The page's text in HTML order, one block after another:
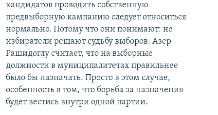
кандидатов проводить собственную
предвыборную кампанию следует относиться
нормально. Потому что они понимают: не
избиратели решают судьбу выборов. Азер
Рашидоглу считает, что на выборные
должности в муниципалитетах правильнее
было бы назначать. Просто в этом случае,
особенность в том, что борьба за назначения
будет вестись внутри одной партии.